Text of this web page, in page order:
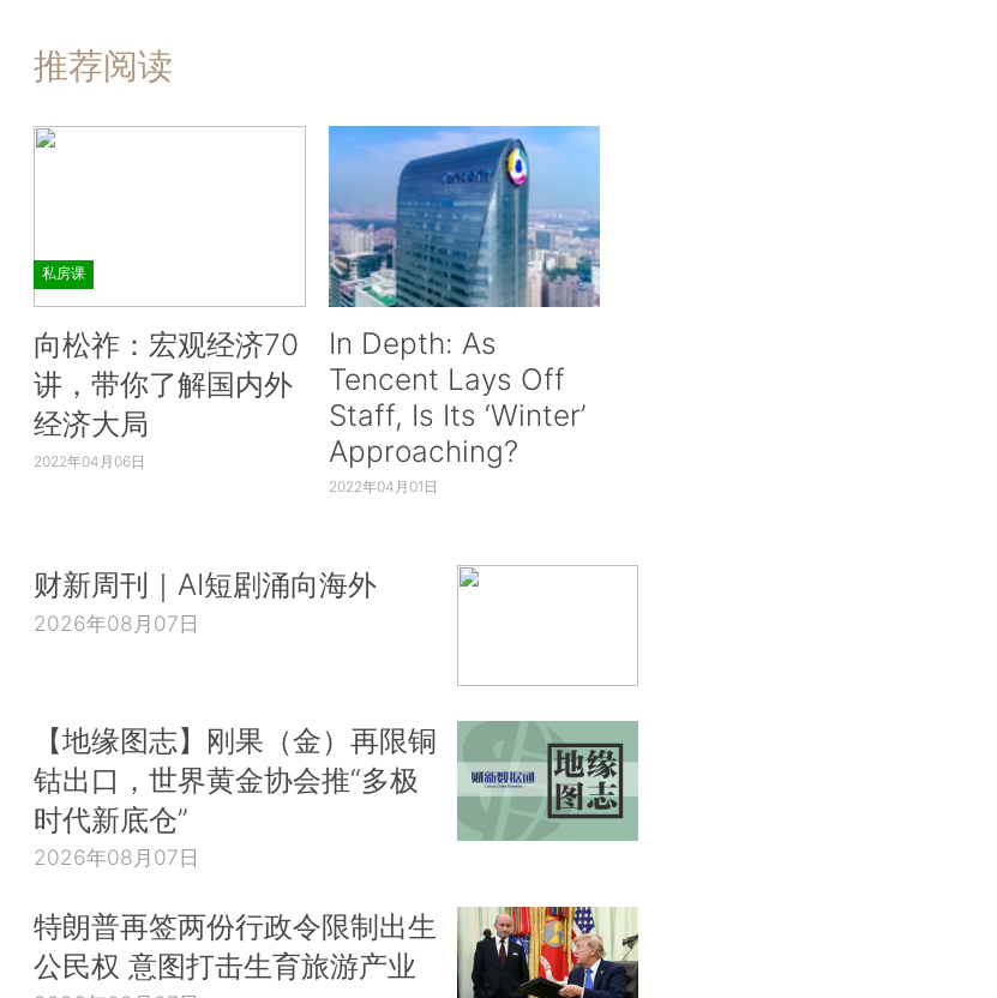
推荐阅读
私房课
向松祚：宏观经济70
讲，带你了解国内外
经济大局
2022年04月06日
In Depth: As
Tencent Lays Off
Staff, Is Its ‘Winter’
Approaching?
2022年04月01日
财新周刊｜AI短剧涌向海外
2026年08月07日
【地缘图志】刚果（金）再限铜
钴出口，世界黄金协会推“多极
时代新底仓”
2026年08月07日
特朗普再签两份行政令限制出生
公民权 意图打击生育旅游产业